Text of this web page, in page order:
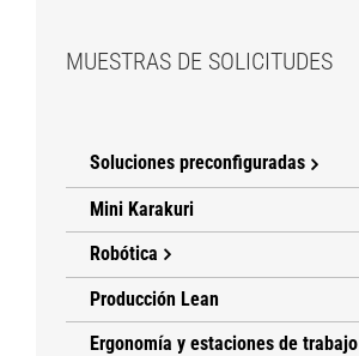
MUESTRAS DE SOLICITUDES
Soluciones preconfiguradas
Mini Karakuri
Robótica
Producción Lean
Ergonomía y estaciones de trabajo